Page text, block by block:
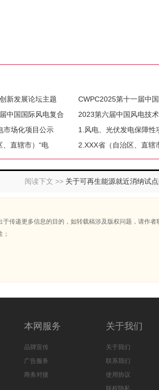
新发展论坛主题
CWPC2025第十一届中
中国国际风电复合
2023第六届中国风电技
市场化项目公示
1.风电、光伏发电保障性
、直辖市）“电 2.XXX省（自治区、直辖
阅读下文 >> 关于可再生能源就近消纳试点
传递更多信息的目的，如转载稿涉及版权问题，请作者
本网服务
品牌宣传
广告服务
商务对接
关于我们
关于我们
联系我们
使用协议
版权隐私